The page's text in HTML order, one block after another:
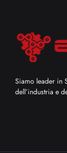
Siamo leader in
dell’industria e